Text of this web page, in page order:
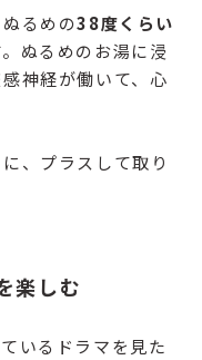
るめの38度くらい
ぬるめのお湯に浸
神経が働いて、心
、プラスして取り
楽しむ
いるドラマを見た